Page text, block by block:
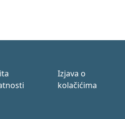
Izjava o
kolačićima